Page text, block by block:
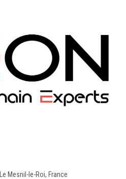
Mesnil-le-Roi, France